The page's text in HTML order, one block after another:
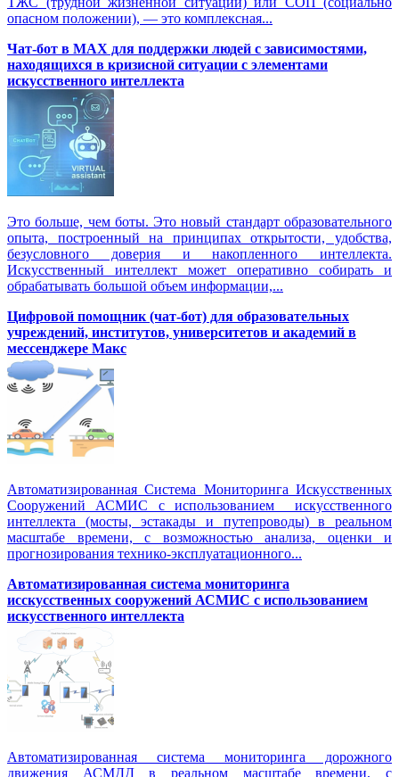
опасном положении), — это комплексная...
Чат-бот в MAX для поддержки людей с зависимостями,
находящихся в кризисной ситуации с элементами
искусственного интеллекта
Это больше, чем боты. Это новый стандарт образовательного
опыта, построенный на принципах открытости, удобства,
безусловного доверия и накопленного интеллекта.
Искусственный интеллект может оперативно собирать и
обрабатывать большой объем информации,...
Цифровой помощник (чат-бот) для образовательных
учреждений, институтов, университетов и академий в
мессенджере Макс
Автоматизированная Система Мониторинга Искусственных
Сооружений АСМИС с использованием искусственного
интеллекта (мосты, эстакады и путепроводы) в реальном
масштабе времени, с возможностью анализа, оценки и
прогнозирования технико-эксплуатационного...
Автоматизированная система мониторинга
исскусственных сооружений АСМИС с использованием
искусственного интеллекта
Автоматизированная система мониторинга дорожного
движения АСМДД в реальном масштабе времени, с